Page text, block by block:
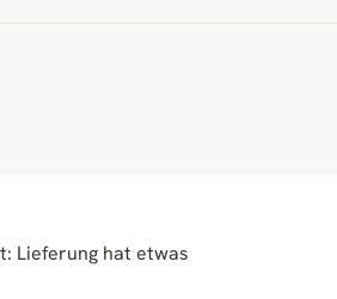
Lieferung hat etwas